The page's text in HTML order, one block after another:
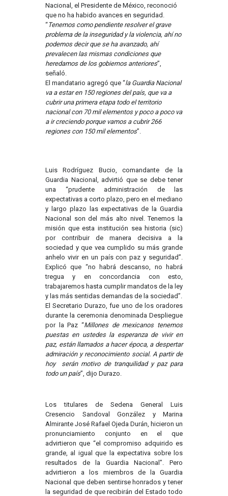
Nacional, el Presidente de México, reconoció
que no ha habido avances en seguridad.
“Tenemos como pendiente resolver el grave
problema de la inseguridad y la violencia, ahí no
podemos decir que se ha avanzado, ahí
prevalecen las mismas condiciones que
heredamos de los gobiernos anteriores”,
señaló.
El mandatario agregó que “la Guardia Nacional
va a estar en 150 regiones del país, que va a
cubrir una primera etapa todo el territorio
nacional con 70 mil elementos y poco a poco va
a ir creciendo porque vamos a cubrir 266
regiones con 150 mil elementos”.
Luis Rodríguez Bucio, comandante de la
Guardia Nacional, advirtió que se debe tener
una “prudente administración de las
expectativas a corto plazo, pero en el mediano
y largo plazo las expectativas de la Guardia
Nacional son del más alto nivel. Tenemos la
misión que esta institución sea historia (sic)
por contribuir de manera decisiva a la
sociedad y que vea cumplido su más grande
anhelo vivir en un país con paz y seguridad”.
Explicó que “no habrá descanso, no habrá
tregua y en concordancia con esto,
trabajaremos hasta cumplir mandatos de la ley
y las más sentidas demandas de la sociedad”.
El Secretario Durazo, fue uno de los oradores
durante la ceremonia denominada Despliegue
por la Paz “Millones de mexicanos tenemos
puestas en ustedes la esperanza de vivir en
paz, están llamados a hacer época, a despertar
admiración y reconocimiento social. A partir de
hoy serán motivo de tranquilidad y paz para
todo un país”, dijo Durazo.
Los titulares de Sedena General Luis
Cresencio Sandoval González y Marina
Almirante José Rafael Ojeda Durán, hicieron un
pronunciamiento conjunto en el que
advirtieron que “el compromiso adquirido es
grande, al igual que la expectativa sobre los
resultados de la Guardia Nacional”. Pero
advirtieron a los miembros de la Guardia
Nacional que deben sentirse honrados y tener
la seguridad de que recibirán del Estado todo